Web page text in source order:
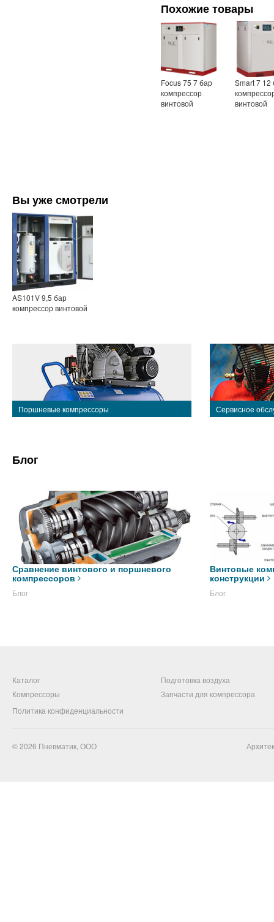
Похожие товары
Focus 75 7 бар
компрессор
винтовой
Smart 7 12
винтовой
Вы уже смотрели
AS101V 9,5 бар
компрессор винтовой
Поршневые компрессоры Сервисное
Блог
Сравнение винтового и поршневого
компрессоров
Блог
Винтовые
конструкции
Блог
Каталог
Компрессоры
Подготовка воздуха
Запчасти для компрессора
Политика конфиденциальности
© 2026 Пневматик, ООО